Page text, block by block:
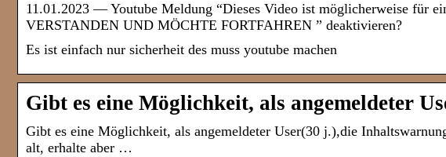
11.01.2023 — Youtube Meldung “Dieses Video ist möglicherweise für
VERSTANDEN UND MÖCHTE FORTFAHREN ” deaktivieren?
Es ist einfach nur sicherheit des muss youtube machen
Gibt es eine Möglichkeit, als angemeldeter
Gibt es eine Möglichkeit, als angemeldeter User(30 j.),die
alt, erhalte aber …